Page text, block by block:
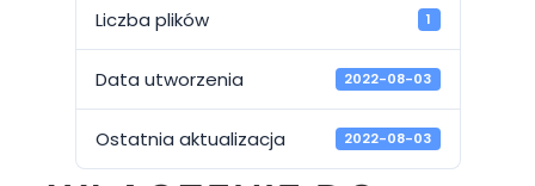
Liczba plików 1
Data utworzenia 2022-08-03
Ostatnia aktualizacja 2022-08-03